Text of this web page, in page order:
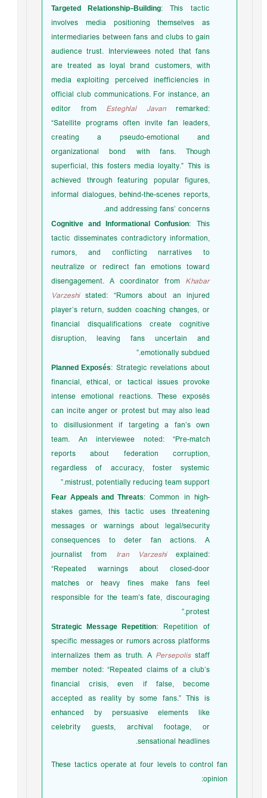
Targeted Relationship-Building : This tactic
involves media positioning themselves as
intermediaries between fans and clubs to gain
audience trust. Interviewees noted that fans
are treated as loyal brand customers, with
media exploiting perceived inefficiencies in
official club communications. For instance, an
editor fromEsteghlal Javan
remarked:
“Satellite programs often invite fan leaders,
creating a pseudo-emotional and
organizational bond with fans. Though
superficial, this fosters media loyalty.” This is
achieved through featuring popular figures,
informal dialogues, behind-the-scenes reports,
and addressing fans’ concerns.
Cognitive and Informational Confusion : This
tactic disseminates contradictory information,
rumors, and conflicting narratives to
neutralize or redirect fan emotions toward
disengagement. A coordinator fromKhabar
Varzeshi stated: “Rumors about an injured
player’s return, sudden coaching changes, or
financial disqualifications create cognitive
disruption, leaving fans uncertain and
emotionally subdued.”
Planned Exposés : Strategic revelations about
financial, ethical, or tactical issues provoke
intense emotional reactions. These exposés
can incite anger or protest but may also lead
to disillusionment if targeting a fan’s own
team. An interviewee noted: “Pre-match
reports about federation corruption,
regardless of accuracy, foster systemic
mistrust, potentially reducing team support.”
Fear Appeals and Threats : Common in high-
stakes games, this tactic uses threatening
messages or warnings about legal/security
consequences to deter fan actions. A
journalist fromIran Varzeshi
explained:
“Repeated warnings about closed-door
matches or heavy fines make fans feel
responsible for the team’s fate, discouraging
protest.”
Strategic Message Repetition : Repetition of
specific messages or rumors across platforms
internalizes them as truth. APersepolis staff
member noted: “Repeated claims of a club’s
financial crisis, even if false, become
accepted as reality by some fans.” This is
enhanced by persuasive elements like
celebrity guests, archival footage, or
sensational headlines.
These tactics operate at four levels to control fan
opinion: